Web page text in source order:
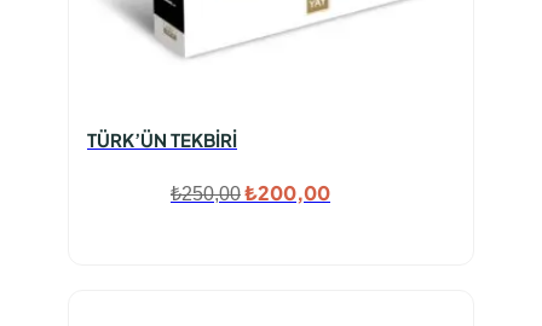
TÜRK’ÜN TEKBİRİ
₺250,00Orijinal
₺200,00Şu